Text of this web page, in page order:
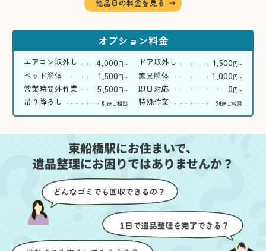
他品目の料金を見る
オプション料金
エアコン取外し 4,000円〜 ドア取外し 1,500円〜
ベッド解体 1,500円〜 家具解体 1,000円〜
営業時間外作業 5,500円〜 即日対応 0円〜
吊り降ろし 別途ご相談 特殊作業 別途ご相談
東船橋駅にお住まいで、
遺品整理にお困りではありませんか？